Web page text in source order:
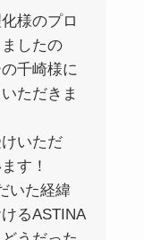
様のプロ
したの
千崎様に
ただきま
いただ
す！
いた経緯
るASTINA